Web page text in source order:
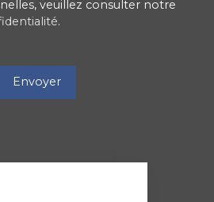
veuillez consulter notre
.
Envoyer